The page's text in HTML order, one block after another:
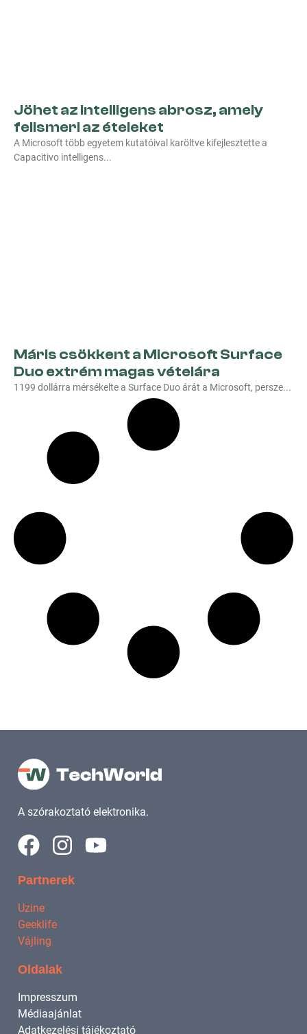
Jöhet az intelligens abrosz, amely
felismeri az ételeket
A Microsoft több egyetem kutatóival karöltve kifejlesztette a
Capacitivo intelligens
Máris csökkent a Microsoft Surface
Duo extrém magas vételára
1199 dollárra mérsékelte a Surface Duo árát a Microsoft, persze
A szórakoztató elektronika.
Partnerek
Uzine
Geeklife
Vájling
Oldalak
Impresszum
Médiaajánlat
Adatkezelési tájékoztató